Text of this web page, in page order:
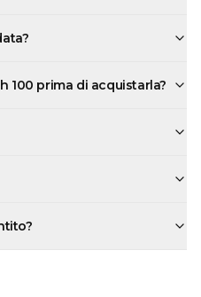
100 prima di acquistarla?